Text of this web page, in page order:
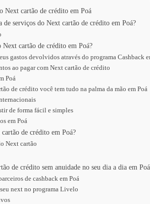
Next cartão de crédito em Poá
de serviços do Next cartão de crédito em Poá?
Next cartão de crédito em Poá?
gastos devolvidos através do programa Cashback
ao pagar com Next cartão de crédito
Poá
de crédito você tem tudo na palma da mão em Poá
de forma fácil e simples
em Poá
de crédito em Poá?
Next cartão
de crédito sem anuidade no seu dia a dia em Poá
de cashback em Poá
next no programa Livelo